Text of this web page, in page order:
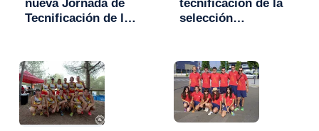
nueva Jornada de
Tecnificación de la
tecnificación de la
selección